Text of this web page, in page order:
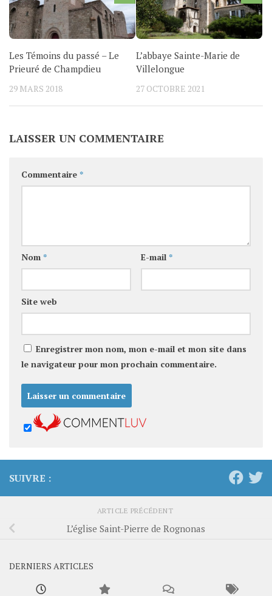
Les Témoins du passé – Le
Prieuré de Champdieu
29 MARS 2018
L’abbaye Sainte-Marie de
Villelongue
27 OCTOBRE 2021
LAISSER UN COMMENTAIRE
Commentaire *
Nom * E-mail *
Site web
Enregistrer mon nom, mon e-mail et mon site dans
le navigateur pour mon prochain commentaire.
SUIVRE :
ARTICLE PRÉCÉDENT
L’église Saint-Pierre de Rognonas
DERNIERS ARTICLES